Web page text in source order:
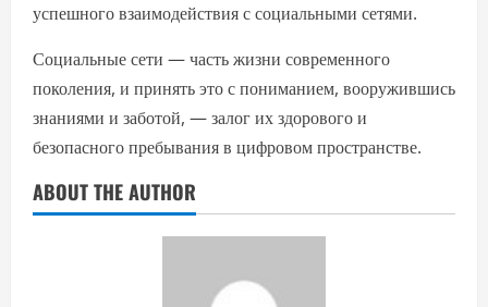
успешного взаимодействия с социальными сетями.
Социальные сети — часть жизни современного
поколения, и принять это с пониманием, вооружившись
знаниями и заботой, — залог их здорового и
безопасного пребывания в цифровом пространстве.
ABOUT THE AUTHOR